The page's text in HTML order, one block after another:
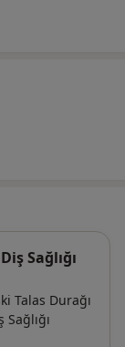
Sağlığı
Talas Durağı